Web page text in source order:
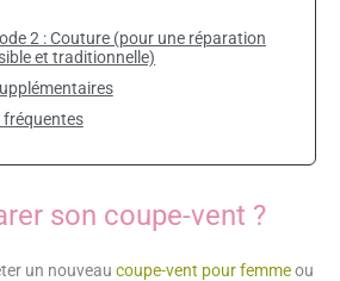
2 : Couture (pour une réparation
et traditionnelle)
son coupe-vent ?
un nouveau coupe-vent pour femmeou